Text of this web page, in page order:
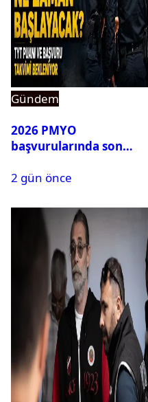
Gündem
2026 PMYO
başvurularında son
2 gün önce